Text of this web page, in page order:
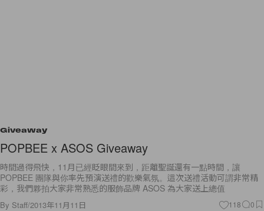
Giveaway
POPBEE x ASOS Giveaway
時間過得飛快，11月已經眨眼間來到，距離聖誕還有一點時間，讓
POPBEE 團隊與你率先預演送禮的歡樂氣氛。這次送禮活動可謂非常精
彩，我們夥拍大家非常熟悉的服飾品牌 ASOS 為大家送上總值
By Staff/2013年11月11日 118 0